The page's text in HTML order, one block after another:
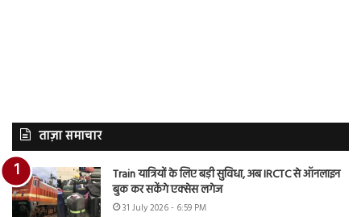
ताज़ा समाचार
Train यात्रियों के लिए बड़ी सुविधा, अब IRCTC से ऑनलाइन
बुक कर सकेंगे एक्सेस लगेज
31 July 2026 - 6:59 PM